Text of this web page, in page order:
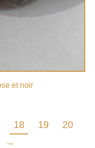
et noir
18 19
20
→